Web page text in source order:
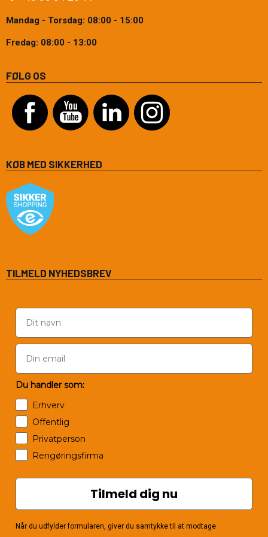
Mandag - Torsdag: 08:00 - 15:00
Fredag: 08:00 - 13:00
FØLG OS
KØB MED SIKKERHED
TILMELD NYHEDSBREV
Du handler som:
Erhverv
Offentlig
Privatperson
Rengøringsfirma
Tilmeld dig nu
Når du udfylder formularen, giver du samtykke til at modtage